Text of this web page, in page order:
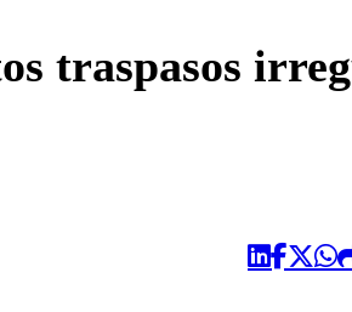
traspasos